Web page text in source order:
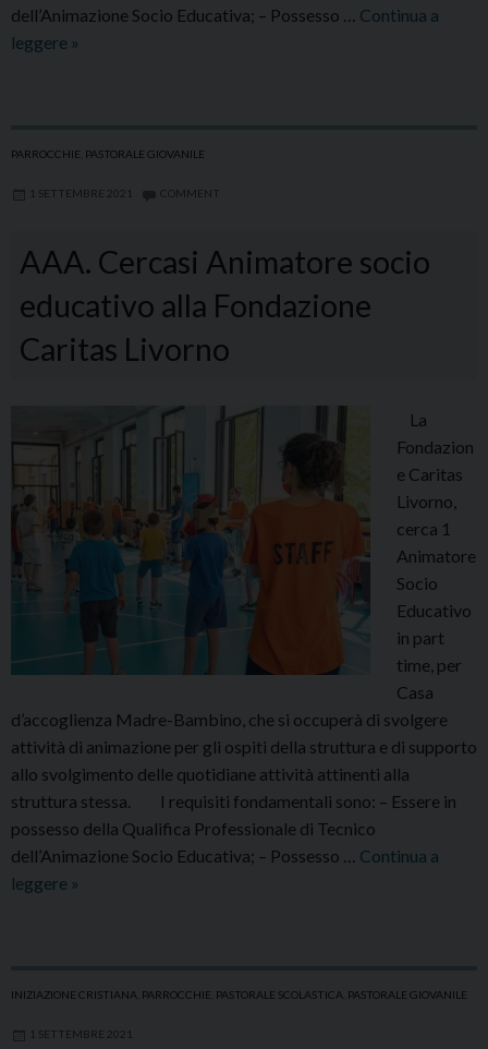
dell’Animazione Socio Educativa; – Possesso … Continua a
leggere AAA.
educativo
Fondazione
Livorno
»
PARROCCHIE PASTORALE GIOVANILE
1 SETTEMBRE 2021 COMMENT
AAA. Cercasi Animatore socio
educativo alla Fondazione
Caritas Livorno
La
Fondazion
e Caritas
Livorno,
cerca 1
Animatore
Socio
Educativo
in part
time, per
Casa
d’accoglienza Madre-Bambino, che si occuperà di svolgere
attività di animazione per gli ospiti della struttura e di supporto
allo svolgimento delle quotidiane attività attinenti alla
struttura stessa. I requisiti fondamentali sono: – Essere in
possesso della Qualifica Professionale di Tecnico
dell’Animazione Socio Educativa; – Possesso … Continua a
leggere AAA.
educativo
»
INIZIAZIONE CRISTIANA PARROCCHIE PASTORALE SCOLASTICA PASTORALE GIOVANILE
1 SETTEMBRE 2021